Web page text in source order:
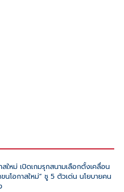
สใหม่ เปิดเกมรุกสนามเลือกตั้งเคลื่อน
นโอกาสใหม่” ชู 5 ตัวเด่น นโยบายคน